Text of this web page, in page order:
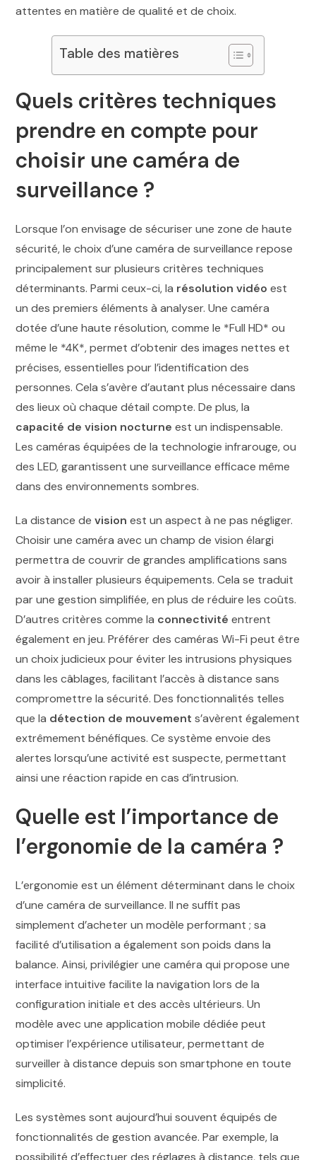
attentes en matière de qualité et de choix.
Table des matières
Quels critères techniques
prendre en compte pour
choisir une caméra de
surveillance ?
Lorsque l’on envisage de sécuriser une zone de haute
sécurité, le choix d’une caméra de surveillance repose
principalement sur plusieurs critères techniques
déterminants. Parmi ceux-ci, la résolution vidéo est
un des premiers éléments à analyser. Une caméra
dotée d’une haute résolution, comme le *Full HD* ou
même le *4K*, permet d’obtenir des images nettes et
précises, essentielles pour l’identification des
personnes. Cela s’avère d’autant plus nécessaire dans
des lieux où chaque détail compte. De plus, la
capacité de vision nocturne est un indispensable.
Les caméras équipées de la technologie infrarouge, ou
des LED, garantissent une surveillance efficace même
dans des environnements sombres.
La distance devision est un aspect à ne pas négliger.
Choisir une caméra avec un champ de vision élargi
permettra de couvrir de grandes amplifications sans
avoir à installer plusieurs équipements. Cela se traduit
par une gestion simplifiée, en plus de réduire les coûts.
D’autres critères comme la connectivité entrent
également en jeu. Préférer des caméras Wi-Fi peut être
un choix judicieux pour éviter les intrusions physiques
dans les câblages, facilitant l’accès à distance sans
compromettre la sécurité. Des fonctionnalités telles
que la détection de mouvement s’avèrent également
extrêmement bénéfiques. Ce système envoie des
alertes lorsqu’une activité est suspecte, permettant
ainsi une réaction rapide en cas d’intrusion.
Quelle est l’importance de
l’ergonomie de la caméra ?
L’ergonomie est un élément déterminant dans le choix
d’une caméra de surveillance. Il ne suffit pas
simplement d’acheter un modèle performant ; sa
facilité d’utilisation a également son poids dans la
balance. Ainsi, privilégier une caméra qui propose une
interface intuitive facilite la navigation lors de la
configuration initiale et des accès ultérieurs. Un
modèle avec une application mobile dédiée peut
optimiser l’expérience utilisateur, permettant de
surveiller à distance depuis son smartphone en toute
simplicité.
Les systèmes sont aujourd’hui souvent équipés de
fonctionnalités de gestion avancée. Par exemple, la
possibilité d’effectuer des réglages à distance, tels que